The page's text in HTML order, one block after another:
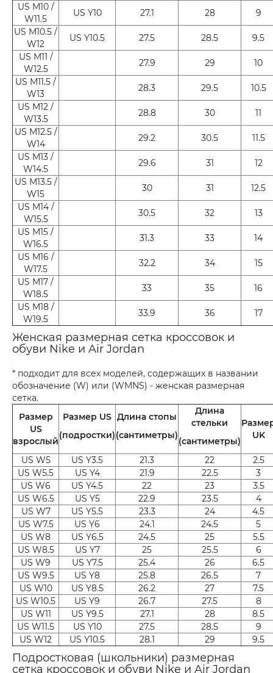
US M10 /
W11.5
US Y10 27.1 28
9
US M10.5 /
W12
US Y10.5 27.5 28.5
9.5
US M11 /
W12.5
27.9 29
10
US M11.5 /
W13
28.3 29.5
10.5
US M12 /
W13.5
28.8 30
11
US M12.5 /
W14
29.2 30.5
11.5
US M13 /
W14.5
29.6 31
12
US M13.5 /
W15
30 31
12.5
US M14 /
W15.5
30.5 32
13
US M15 /
W16.5
31.3 33
14
US M16 /
W17.5
32.2 34
15
US M17 /
W18.5
33 35
16
US M18 /
W19.5
33.9 36 17
Женская размерная сетка кроссовок и
обуви Nike и Air Jordan
* подходит для всех моделей, содержащих в названии
обозначение (W) или (WMNS) - женская размерная
сетка.
Размер
US
взрослый
Размер US
(подростки)
Длина стопы
(сантиметры)
Длина
стельки
(сантиметры)
UK
US W5 US Y3.5 21.3 22
2.5
US W5.5
US Y4 21.9 22.5
3
US W6
US Y4.5 22 23
3.5
US W6.5
US Y5 22.9 23.5
4
US W7
US Y5.5 23.3 24
4.5
US W7.5
US Y6 24.1 24.5
5
US W8
US Y6.5 24.5 25
5.5
US W8.5
US Y7 25 25.5
6
US W9
US Y7.5 25.4 26
6.5
US W9.5
US Y8 25.8 26.5
7
US W10
US Y8.5 26.2 27
7.5
US W10.5
US Y9 26.7 27.5
8
US W11
US Y9.5 27.1 28
8.5
US W11.5
US Y10 27.5 28.5
9
US W12
US Y10.5 28.1 29 9.5
Подростковая (школьники) размерная
сетка кроссовок и обуви Nike и Air Jordan